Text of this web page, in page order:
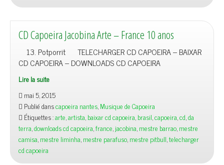
CD Capoeira Jacobina Arte – France 10 anos
13. Potporrit TELECHARGER CD CAPOEIRA – BAIXAR
CD CAPOEIRA – DOWNLOADS CD CAPOEIRA
Lire la suite
mai 5, 2015
Publié danscapoeira nantes,Musique de Capoeira
Étiquettes :arte,artista,baixar cd capoeira,brasil,capoeira,cd,da
terra,downloads cd capoeira,france,jacobina,mestre barrao,mestre
camisa,mestre liminha,mestre parafuso,mestre pitbull,telecharger
cd capoeira